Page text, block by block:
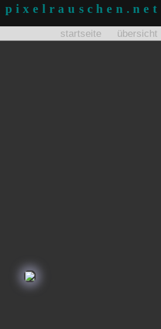
pixelrauschen.net
startseite übersicht